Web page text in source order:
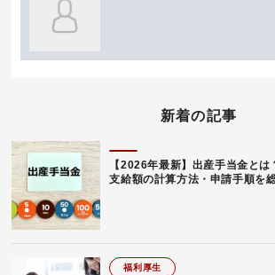
新着の記事
【2026年最新】出産手当金とは
支給額の計算方法・申請手順を
福利厚生